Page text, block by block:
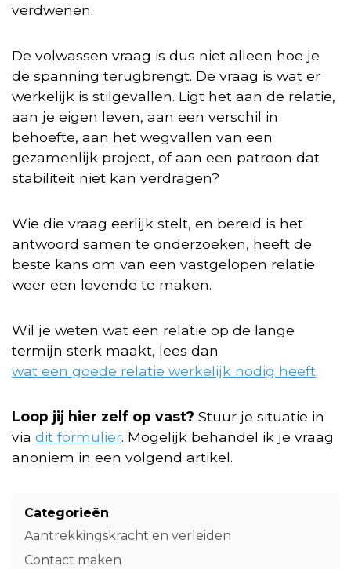
verdwenen.
De volwassen vraag is dus niet alleen hoe je
de spanning terugbrengt. De vraag is wat er
werkelijk is stilgevallen. Ligt het aan de relatie,
aan je eigen leven, aan een verschil in
behoefte, aan het wegvallen van een
gezamenlijk project, of aan een patroon dat
stabiliteit niet kan verdragen?
Wie die vraag eerlijk stelt, en bereid is het
antwoord samen te onderzoeken, heeft de
beste kans om van een vastgelopen relatie
weer een levende te maken.
Wil je weten wat een relatie op de lange
termijn sterk maakt, lees dan
wat een goede relatie werkelijk nodig heeft.
Loop jij hier zelf op vast? Stuur je situatie in
via dit formulier. Mogelijk behandel ik je vraag
anoniem in een volgend artikel.
Categorieën
Aantrekkingskracht en verleiden
Contact maken